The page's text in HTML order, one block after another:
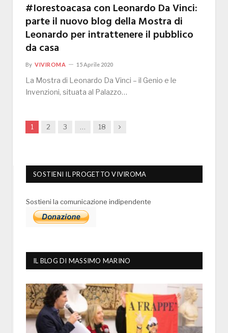
#Iorestoacasa con Leonardo Da Vinci:
parte il nuovo blog della Mostra di
Leonardo per intrattenere il pubblico
da casa
By VIVIROMA 15 Aprile 2020
La Mostra di Leonardo Da Vinci – il Genio e le
Invenzioni, situata al Palazzo…
1 2 3 … 18 Next
SOSTIENI IL PROGETTO VIVIROMA
Sostieni la comunicazione indipendente
IL BLOG DI MASSIMO MARINO